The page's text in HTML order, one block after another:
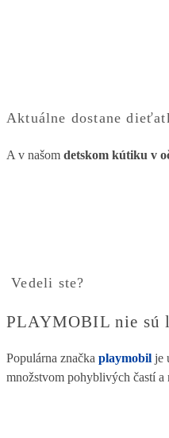
Aktuálne dostane
A v našom detskom kútiku v
Vedeli ste?
PLAYMOBIL nie sú
Populárna značka playmobil je
množstvom pohyblivých častí